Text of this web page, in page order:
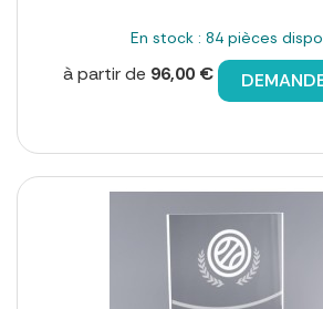
En stock : 84 pièces
à partir de 96,00 €